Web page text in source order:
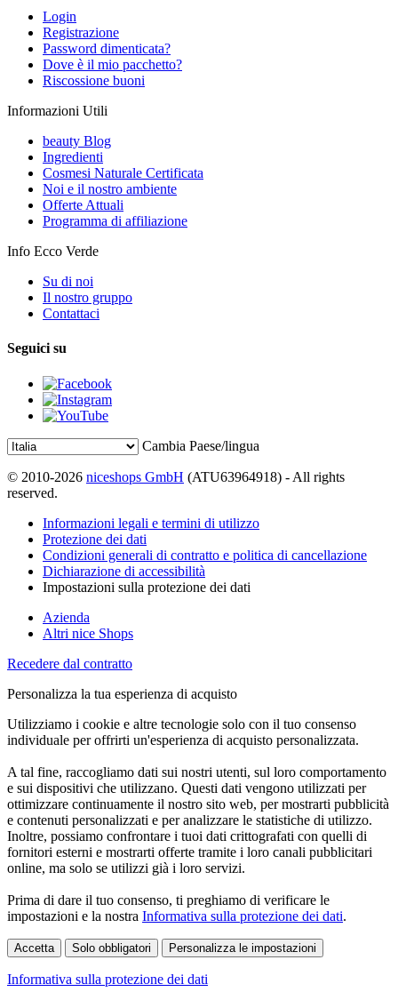
Login
Registrazione
Password dimenticata?
Dove è il mio pacchetto?
Riscossione buoni
Informazioni Utili
beauty Blog
Ingredienti
Cosmesi Naturale Certificata
Noi e il nostro ambiente
Offerte Attuali
Programma di affiliazione
Info Ecco Verde
Su di noi
Il nostro gruppo
Contattaci
Seguici su
Cambia Paese/lingua
© 2010-2026 niceshops GmbH (ATU63964918) - All rights
reserved.
Informazioni legali e termini di utilizzo
Protezione dei dati
Condizioni generali di contratto e politica di cancellazione
Dichiarazione di accessibilità
Impostazioni sulla protezione dei dati
Azienda
Altri nice Shops
Recedere dal contratto
Personalizza la tua esperienza di acquisto
Utilizziamo i cookie e altre tecnologie solo con il tuo consenso
individuale per offrirti un'esperienza di acquisto personalizzata.
A tal fine, raccogliamo dati sui nostri utenti, sul loro comportamento
e sui dispositivi che utilizzano. Questi dati vengono utilizzati per
ottimizzare continuamente il nostro sito web, per mostrarti pubblicità
e contenuti personalizzati e per analizzare le statistiche di utilizzo.
Inoltre, possiamo confrontare i tuoi dati crittografati con quelli di
fornitori esterni e mostrarti offerte tramite i loro canali pubblicitari
online, ma solo se utilizzi già i loro servizi.
Prima di dare il tuo consenso, ti preghiamo di verificare le
impostazioni e la nostra Informativa sulla protezione dei dati.
Accetta Solo obbligatori Personalizza le impostazioni
Informativa sulla protezione dei dati